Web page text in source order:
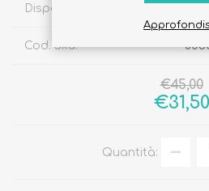
Disponibilità:
Cod. Sku:
€45,00
€31,50
Quantità: